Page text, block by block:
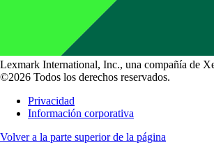
Lexmark International, Inc., una compañía de
©2026 Todos los derechos reservados.
Privacidad
Información corporativa
Volver a la parte superior de la página